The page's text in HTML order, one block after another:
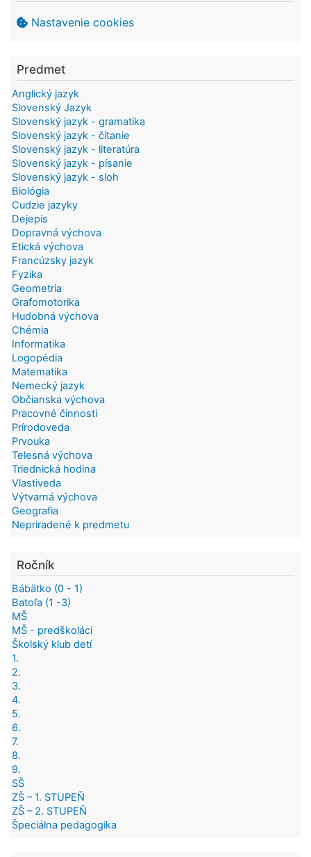
Nastavenie cookies
Predmet
Anglický jazyk
Slovenský Jazyk
Slovenský jazyk - gramatika
Slovenský jazyk - čítanie
Slovenský jazyk - literatúra
Slovenský jazyk - písanie
Slovenský jazyk - sloh
Biológia
Cudzie jazyky
Dejepis
Dopravná výchova
Etická výchova
Francúzsky jazyk
Fyzika
Geometria
Grafomotorika
Hudobná výchova
Chémia
Informatika
Logopédia
Matematika
Nemecký jazyk
Občianska výchova
Pracovné činnosti
Prírodoveda
Prvouka
Telesná výchova
Triednická hodina
Vlastiveda
Výtvarná výchova
Geografia
Nepriradené k predmetu
Ročník
Bábätko (0 - 1)
Batoľa (1 -3)
MŠ
MŠ - predškoláci
Školský klub detí
1.
2.
3.
4.
5.
6.
7.
8.
9.
SŠ
ZŠ – 1. STUPEŇ
ZŠ – 2. STUPEŇ
Špeciálna pedagogika